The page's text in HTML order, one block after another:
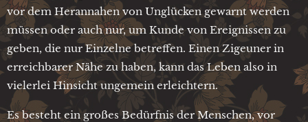
vor dem Herannahen von Unglücken gewarnt werden
müssen oder auch nur, um Kunde von Ereignissen zu
geben, die nur Einzelne betreffen. Einen Zigeuner in
erreichbarer Nähe zu haben, kann das Leben also in
vielerlei Hinsicht ungemein erleichtern.
Es besteht ein großes Bedürfnis der Menschen, vor